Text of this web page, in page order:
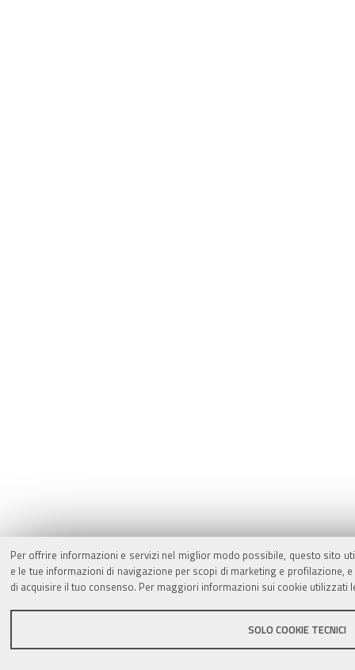
Per offrire informazioni e servizi nel miglior modo possibile, questo sito
e le tue informazioni di navigazione per scopi di marketing e
di acquisire il tuo consenso. Per maggiori informazioni sui cookie utilizzati
SOLO COOKIE TECNICI